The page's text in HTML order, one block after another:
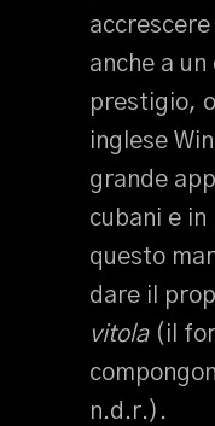
anche a
prestigio,
inglese
grande
cubani e
questo
dare il
vitola(il
n.d.r.).